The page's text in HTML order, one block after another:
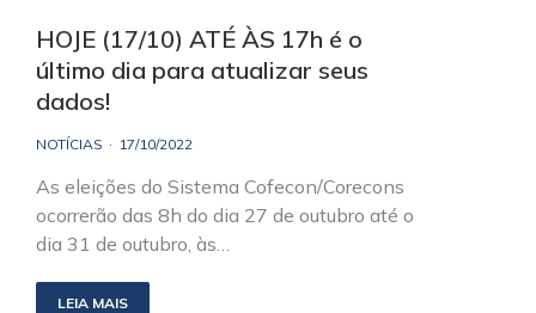
HOJE (17/10) ATÉ ÀS 17h é o
último dia para atualizar seus
dados!
NOTÍCIAS 17/10/2022
As eleições do Sistema Cofecon/Corecons
ocorrerão das 8h do dia 27 de outubro até o
dia 31 de outubro, às…
LEIA MAIS